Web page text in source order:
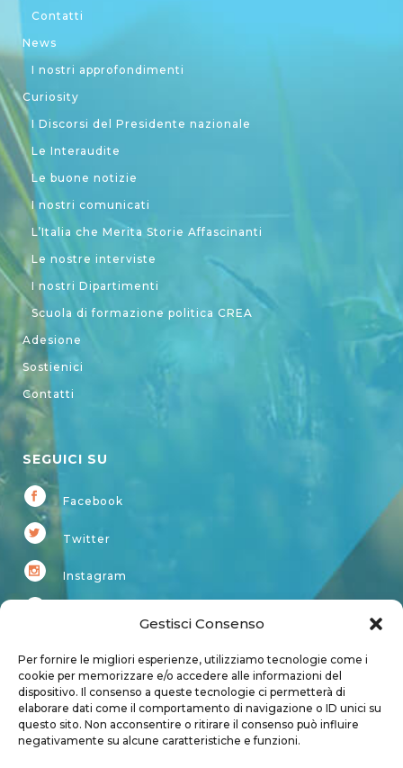
Gestisci Consenso
Per fornire le migliori esperienze, utilizziamo tecnologie come i
cookie per memorizzare e/o accedere alle informazioni del
dispositivo. Il consenso a queste tecnologie ci permetterà di
elaborare dati come il comportamento di navigazione o ID unici su
questo sito. Non acconsentire o ritirare il consenso può influire
negativamente su alcune caratteristiche e funzioni.
Contatti
News
I nostri approfondimenti
Curiosity
I Discorsi del Presidente nazionale
Le Interaudite
Le buone notizie
I nostri comunicati
L’Italia che Merita Storie Affascinanti
Le nostre interviste
I nostri Dipartimenti
Scuola di formazione politica CREA
Adesione
Sostienici
Contatti
SEGUICI SU
Facebook
Twitter
Instagram
Account
Login